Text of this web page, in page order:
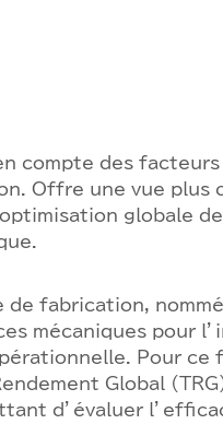
compte des
Offre une vue plus
globale
de fabrication,
mécaniques pour
Pour ce
Global
d’évaluer